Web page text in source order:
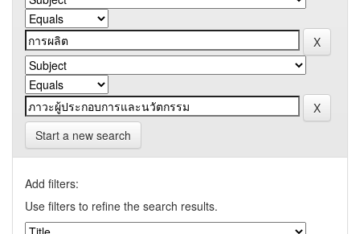
Start a new search
Add filters:
Use filters to refine the search results.